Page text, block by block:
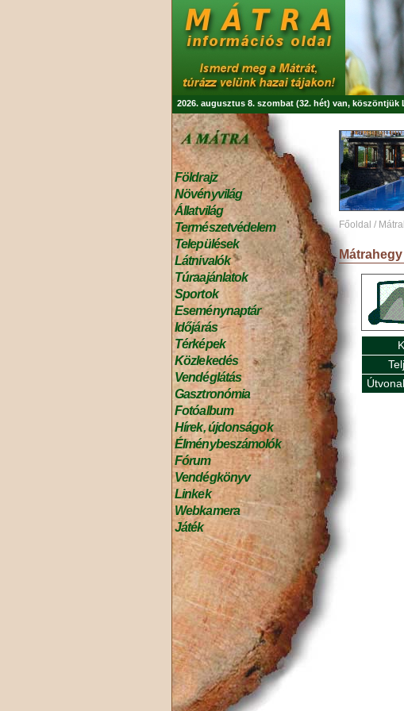
2026. augusztus 8. szombat (32. hét) van, köszöntjük
Földrajz
Növényvilág
Állatvilág
Természetvédelem
Települések
Látnivalók
Túraajánlatok
Sportok
Eseménynaptár
Időjárás
Térképek
Közlekedés
Vendéglátás
Gasztronómia
Fotóalbum
Hírek, újdonságok
Élménybeszámolók
Fórum
Vendégkönyv
Linkek
Webkamera
Játék
Főoldal /